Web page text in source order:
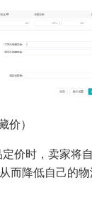
价）
价时，卖家将
而降低自己的物